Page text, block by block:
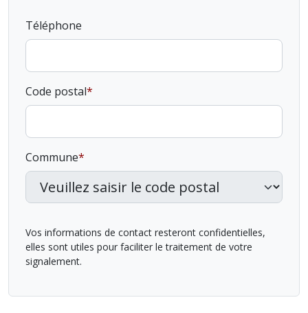
Téléphone
Code postal
Commune
Vos informations de contact resteront confidentielles,
elles sont utiles pour faciliter le traitement de votre
signalement.